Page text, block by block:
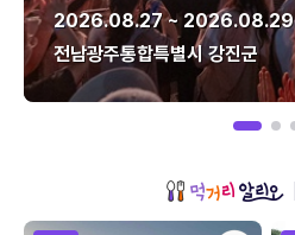
2026.08.27 ~ 2026.08.29
전남광주통합특별시 강진군